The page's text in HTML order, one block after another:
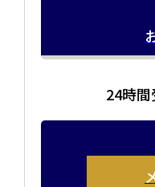
お品物をつめて送る
方や、荷物が多い方
当店の査定員がご自
まとめて売りたい！
24時